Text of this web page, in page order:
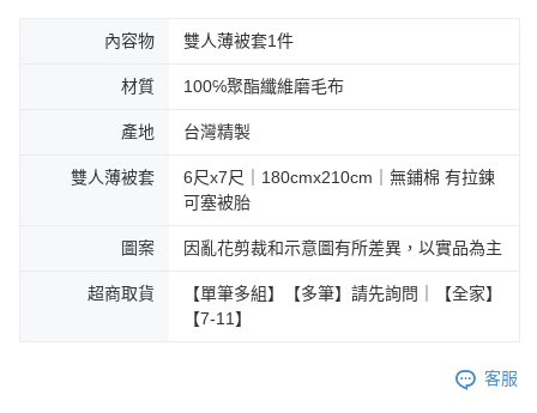
內容物 雙人薄被套1件
材質 100℅聚酯纖維磨毛布
產地 台灣精製
雙人薄被套
6尺x7尺｜180cmx210cm｜無鋪棉 有拉鍊
可塞被胎
圖案 因亂花剪裁和示意圖有所差異，以實品為主
超商取貨
【單筆多組】【多筆】請先詢問｜【全家】
【7-11】
客服